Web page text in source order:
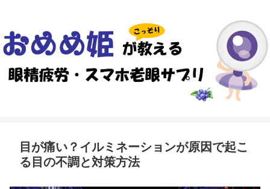
目が痛い？イルミネーションが原因で起こ
る目の不調と対策方法